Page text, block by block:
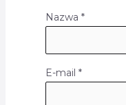
Nazwa *
E-mail *